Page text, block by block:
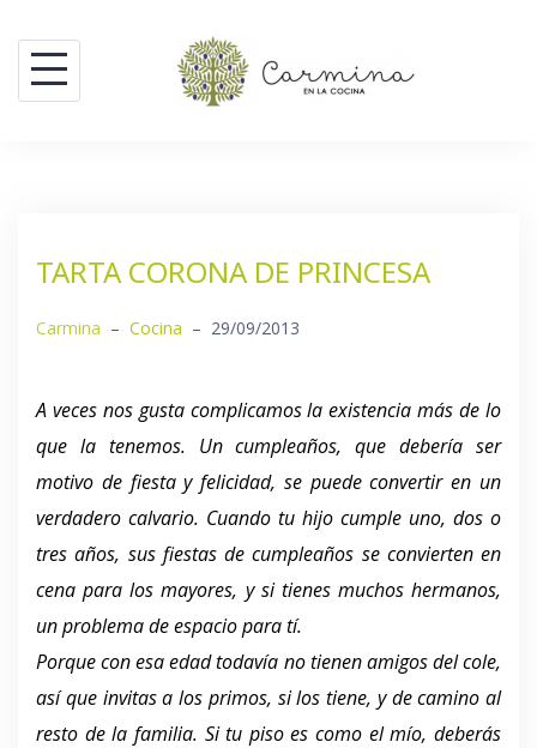
contenido
TARTA CORONA DE PRINCESA
Carmina – Cocina – 29/09/2013
A veces nos gusta complicamos la existencia más de lo
que la tenemos. Un cumpleaños, que debería ser
motivo de fiesta y felicidad, se puede convertir en un
verdadero calvario. Cuando tu hijo cumple uno, dos o
tres años, sus fiestas de cumpleaños se convierten en
cena para los mayores, y si tienes muchos hermanos,
un problema de espacio para tí.
Porque con esa edad todavía no tienen amigos del cole,
así que invitas a los primos, si los tiene, y de camino al
resto de la familia. Si tu piso es como el mío, deberás